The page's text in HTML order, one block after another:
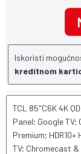
Iskoristi
kreditnom
TCL 85"C6K 4K
Panel; Google TV;
Premium;
TV; Chromecast &